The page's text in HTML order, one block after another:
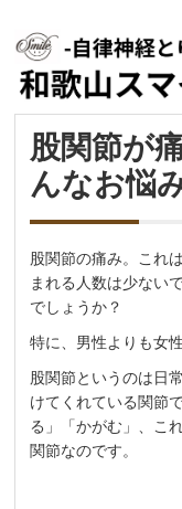
股関節が
んなお悩
股関節の痛み。これ
まれる人数は少ない
でしょうか？
特に、男性よりも女
股関節というのは日
けてくれている関節
る」「かがむ」、こ
関節なのです。